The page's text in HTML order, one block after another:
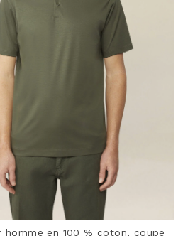
homme en 100 % coton, coupe